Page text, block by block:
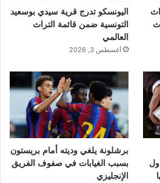
اليونسكو تدرج قرية سيدي بوسعيد
التونسية ضمن قائمة التراث
العالمي
أغسطس 3, 2026
برشلونة يلغي وديته أمام بريستون
بسبب الغيابات في صفوف الفريق
الإنجليزي